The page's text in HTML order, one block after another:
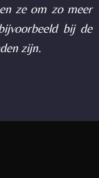
ze om zo meer
bij de
zijn.